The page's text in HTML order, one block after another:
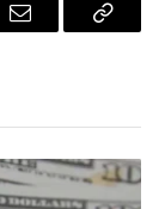
Email
Copy